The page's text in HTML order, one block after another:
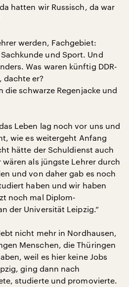
hatten wir Russisch, da war
werden, Fachgebiet:
und Sport. Und
Was waren künftig DDR-
dachte er?
die schwarze Regenjacke und
Leben lag noch vor uns und
wie es weitergeht Anfang
hätte der Schuldienst auch
als jüngste Lehrer durch
und von daher gab es noch
haben und wir haben
noch mal Diplom-
der Universität Leipzig.“
nicht mehr in Nordhausen,
Menschen, die Thüringen
weil es hier keine Jobs
ging dann nach
studierte und promovierte.